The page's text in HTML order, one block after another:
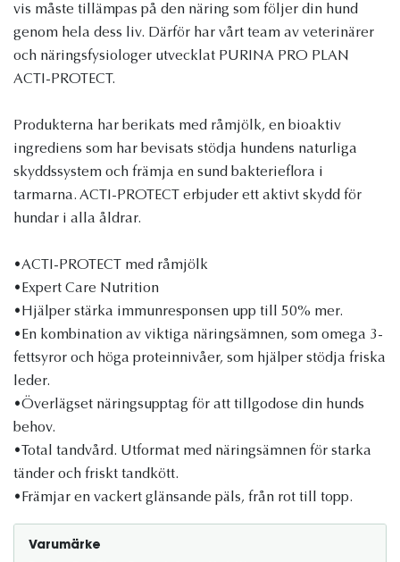
vis måste tillämpas på den näring som följer din hund
genom hela dess liv. Därför har vårt team av veterinärer
och näringsfysiologer utvecklat PURINA PRO PLAN
ACTI-PROTECT.
Produkterna har berikats med råmjölk, en bioaktiv
ingrediens som har bevisats stödja hundens naturliga
skyddssystem och främja en sund bakterieflora i
tarmarna. ACTI-PROTECT erbjuder ett aktivt skydd för
hundar i alla åldrar.
•ACTI-PROTECT med råmjölk
•Expert Care Nutrition
•Hjälper stärka immunresponsen upp till 50% mer.
•En kombination av viktiga näringsämnen, som omega 3-
fettsyror och höga proteinnivåer, som hjälper stödja friska
leder.
•Överlägset näringsupptag för att tillgodose din hunds
behov.
•Total tandvård. Utformat med näringsämnen för starka
tänder och friskt tandkött.
•Främjar en vackert glänsande päls, från rot till topp.
Varumärke